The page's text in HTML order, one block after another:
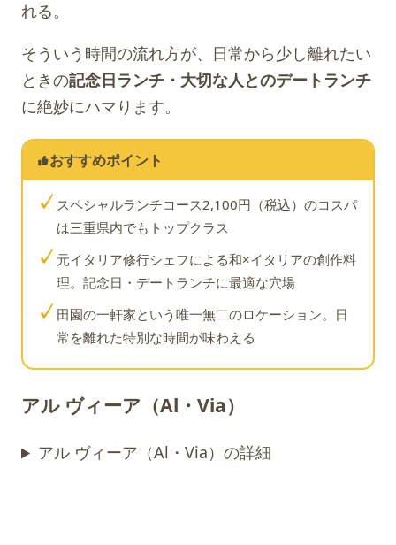
れる。
そういう時間の流れ方が、日常から少し離れたい
ときの記念日ランチ・大切な人とのデートランチ
に絶妙にハマります。
おすすめポイント
✓ スペシャルランチコース2,100円（税込）のコスパ
は三重県内でもトップクラス
✓ 元イタリア修行シェフによる和×イタリアの創作料
理。記念日・デートランチに最適な穴場
✓ 田園の一軒家という唯一無二のロケーション。日
常を離れた特別な時間が味わえる
アル ヴィーア（Al・Via）
アル ヴィーア（Al・Via）の詳細